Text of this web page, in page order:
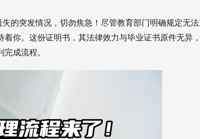
的突发情况，切勿焦急！尽管教育部门明确规定无
你。这份证明书，其法律效力与毕业证书原件无异
成流程。